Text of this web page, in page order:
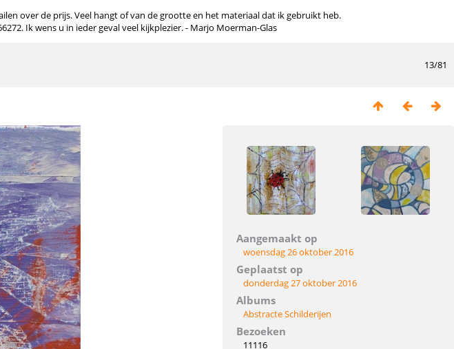
over de prijs. Veel hangt of van de grootte en het materiaal dat ik gebruikt heb.
Ik wens u in ieder geval veel kijkplezier. - Marjo Moerman-Glas
13/81
Aangemaakt op
woensdag 26 oktober 2016
Geplaatst op
donderdag 27 oktober 2016
Albums
Abstracte Schilderijen
Bezoeken
11116